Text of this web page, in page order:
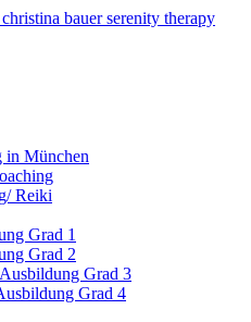
in München
Reiki
Grad 1
Grad 2
Grad 3
Grad 4